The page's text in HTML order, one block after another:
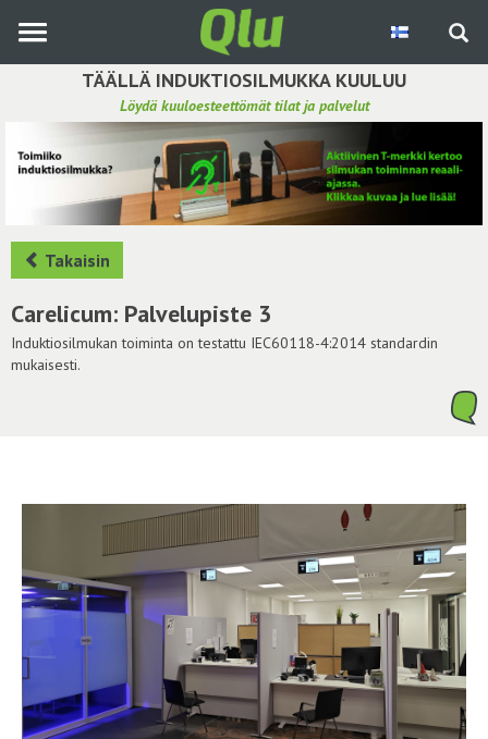
pääsisältöön
TÄÄLLÄ INDUKTIOSILMUKKA KUULUU
Löydä kuuloesteettömät tilat ja palvelut
Etsi induktiosilmukka
Tee ehdotus ja vaikuta kuulemiskokemukseen
Hae ehdotuksia
Käyttöohje
Yhteydenottopyyntö
Takaisin
Carelicum: Palvelupiste 3
Induktiosilmukan toiminta on testattu IEC60118-4:2014 standardin
mukaisesti.